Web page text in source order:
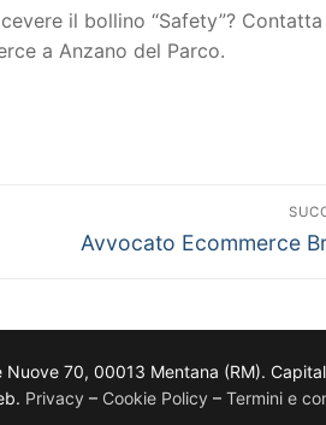
il bollino “Safety”? Contatta
a Anzano del Parco.
Avvocato Ecommerce
70, 00013 Mentana (RM).
Privacy – Cookie Policy – Termini e